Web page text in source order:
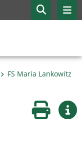
FS Maria Lankowitz
Seite